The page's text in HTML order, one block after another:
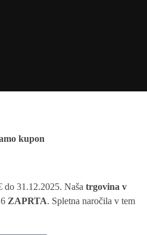
kupon
31.12.2025. Naša trgovina v
ZAPRTA. Spletna naročila v tem